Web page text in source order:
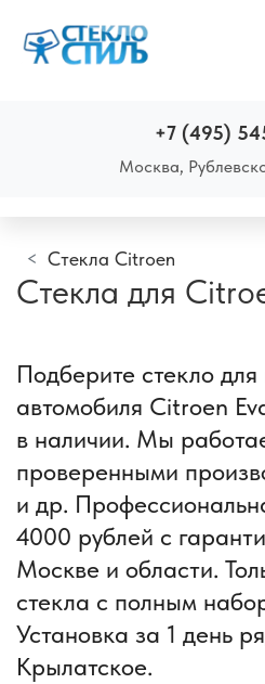
+7 (495)
Москва,
Стекла Citroen
Стекла для
Подберите стекло
автомобиля Citroen
в наличии. Мы
проверенными
и др.
4000 рублей с
Москве и области.
стекла с полным
Установка за 1 день
Крылатское.